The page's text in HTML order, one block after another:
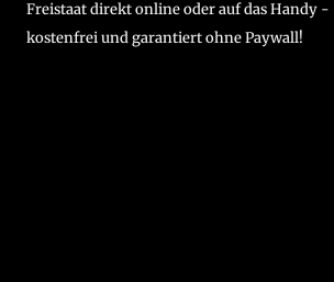
Freistaat direkt online oder auf das Handy -
kostenfrei und garantiert ohne Paywall!